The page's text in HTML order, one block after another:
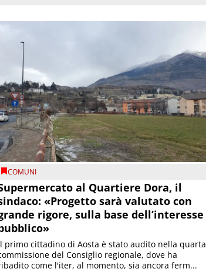
COMUNI
al Quartiere Dora, il
«Progetto sarà valutato con
rigore, sulla base dell’interesse
primo cittadino di Aosta è stato audito nella quarta
del Consiglio regionale, dove ha
come l'iter, al momento, sia ancora ferm...